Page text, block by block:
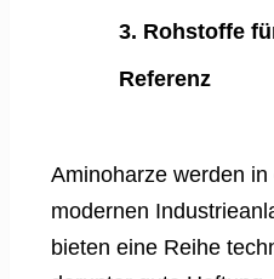
3. Rohstoffe
Referenz
Aminoharze werden
modernen
bieten eine Reihe